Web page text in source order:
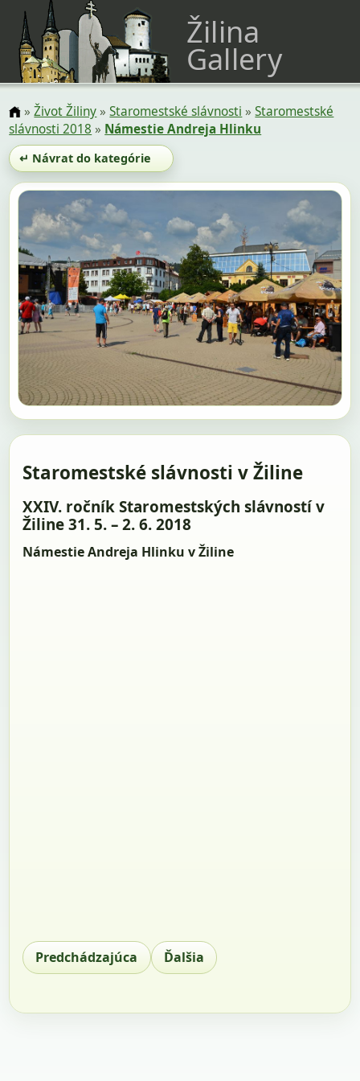
Žilina
Gallery
»Život Žiliny»Staromestské slávnosti »Staromestské
slávnosti 2018 » Námestie Andreja Hlinku
↵ Návrat do kategórie
Staromestské slávnosti v Žiline
XXIV. ročník Staromestských slávností v
Žiline 31. 5. – 2. 6. 2018
Námestie Andreja Hlinku v Žiline
Predchádzajúca Ďalšia